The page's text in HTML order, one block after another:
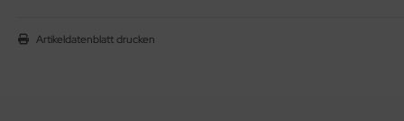
Artikeldatenblatt drucken